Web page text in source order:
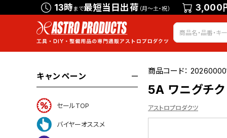
13時まで最短当日出荷 （月～土・祝） 3,000
キャンペーン
セールTOP
バイヤーオススメ
商品コード：
5A ワニグチ
アストロプロダクツ